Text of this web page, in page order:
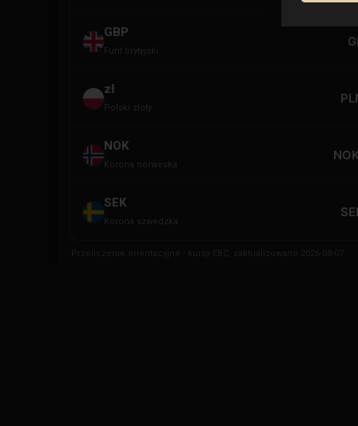
GBP
Funt brytyjski
zł
Polski złoty
NOK
Korona norweska
SEK
Korona szwedzka